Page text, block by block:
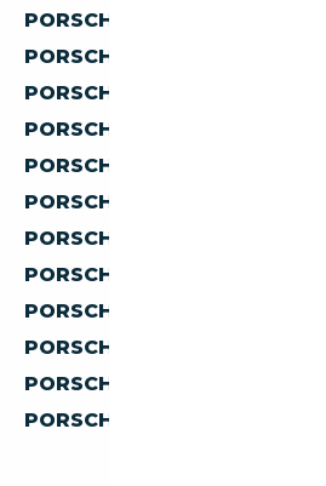
PORSCHE À MOINS DE 60
PORSCHE À MOINS DE 70
PORSCHE À MOINS DE 80
PORSCHE À MOINS DE 90
PORSCHE À MOINS DE 100
PORSCHE À MOINS DE 150
PORSCHE À MOINS DE 200
PORSCHE À MOINS DE 300
PORSCHE À MOINS DE 400
PORSCHE À MOINS DE 500
PORSCHE À MOINS DE 1
PORSCHE À MOINS DE 2